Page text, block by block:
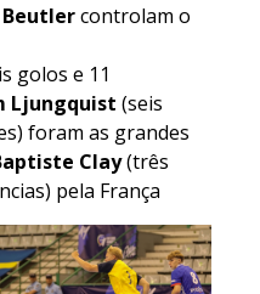
Beutlercontrolam o
golos e 11
Ljungquist (seis
foram as grandes
Clay(três
pela França